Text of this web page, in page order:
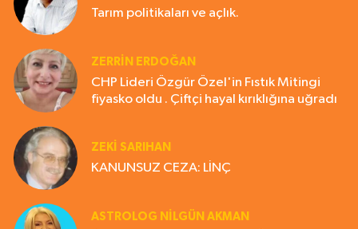
Tarım politikaları ve açlık.
ZERRIN ERDOĞAN
CHP Lideri Özgür Özel'in Fıstık Mitingi
fiyasko oldu . Çiftçi hayal kırıklığına uğradı
ZEKI SARIHAN
KANUNSUZ CEZA: LİNÇ
ASTROLOG NILGÜN AKMAN